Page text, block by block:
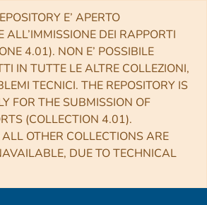
E’ APERTO
ALL’IMMISSIONE DEI RAPPORTI
4.01). NON E’ POSSIBILE
IN TUTTE LE ALTRE COLLEZIONI,
TECNICI. THE REPOSITORY IS
FOR THE SUBMISSION OF
(COLLECTION 4.01).
OTHER COLLECTIONS ARE
DUE TO TECHNICAL